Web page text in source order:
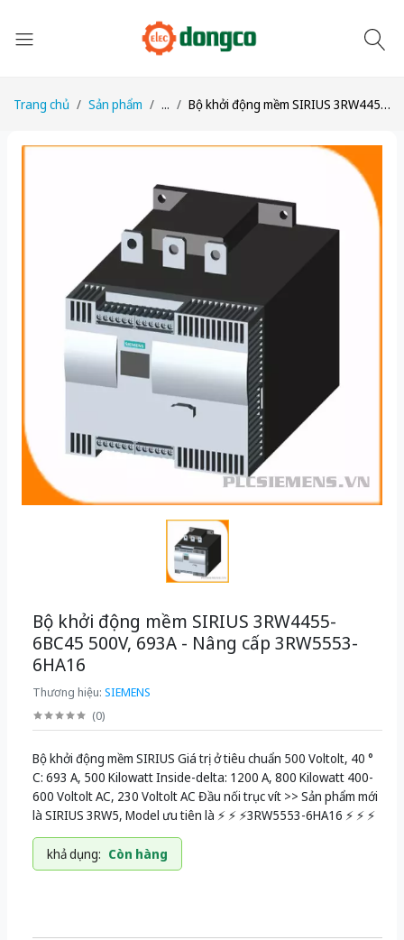
Trang chủ Sản phẩm ... Bộ khởi động mềm SIRIUS 3RW4455-6BC45 500V, 693A - Nâng cấp 3RW5553-6HA16
Bộ khởi động mềm SIRIUS 3RW4455-
6BC45 500V, 693A - Nâng cấp 3RW5553-
6HA16
Thương hiệu: SIEMENS
(0)
Bộ khởi động mềm SIRIUS Giá trị ở tiêu chuẩn 500 Voltolt, 40 °
C: 693 A, 500 Kilowatt Inside-delta: 1200 A, 800 Kilowatt 400-
600 Voltolt AC, 230 Voltolt AC Đầu nối trục vít >> Sản phẩm mới
là SIRIUS 3RW5, Model ưu tiên là ⚡️ ⚡️ ⚡️3RW5553-6HA16 ⚡️ ⚡️ ⚡️
khả dụng: Còn hàng